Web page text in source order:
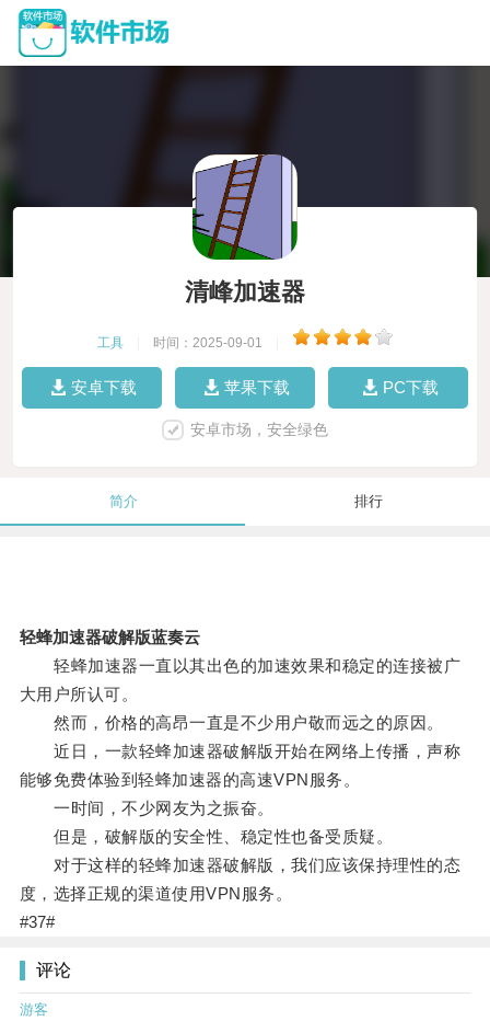
清峰加速器
工具 时间：2025-09-01
安卓下载 苹果下载 PC下载
安卓市场，安全绿色
简介 排行
轻蜂加速器破解版蓝奏云
轻蜂加速器一直以其出色的加速效果和稳定的连接被广
大用户所认可。
然而，价格的高昂一直是不少用户敬而远之的原因。
近日，一款轻蜂加速器破解版开始在网络上传播，声称
能够免费体验到轻蜂加速器的高速VPN服务。
一时间，不少网友为之振奋。
但是，破解版的安全性、稳定性也备受质疑。
对于这样的轻蜂加速器破解版，我们应该保持理性的态
度，选择正规的渠道使用VPN服务。
#37#
评论
游客